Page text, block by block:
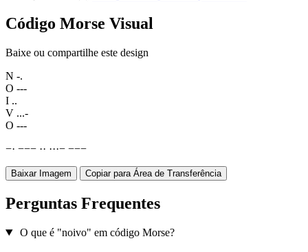
Código Morse Visual
Baixe ou compartilhe este design
N -.
O ---
I ..
V ...-
O ---
−· −−− ·· ···− −−−
Baixar Imagem Copiar para Área de Transferência
Perguntas Frequentes
O que é "noivo" em código Morse?